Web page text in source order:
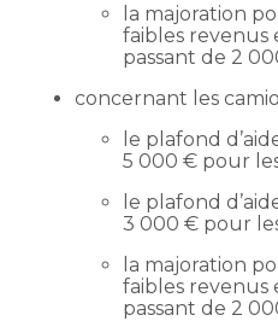
la majoration
faibles revenus
passant de 2
concernant les
le plafond
5 000 € pour
le plafond
3 000 € pour
la majoration
faibles revenus
passant de 2